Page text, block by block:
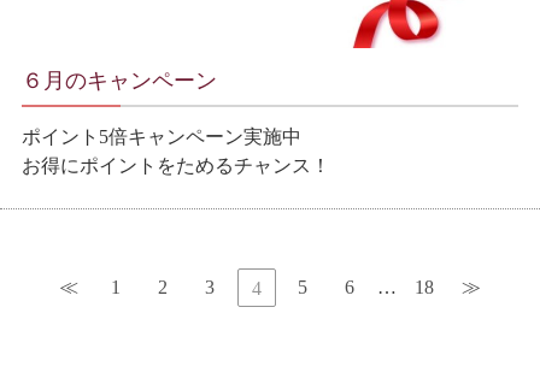
６月のキャンペーン
ポイント5倍キャンペーン実施中
お得にポイントをためるチャンス！
≪ 1 2 3 4 5 6 … 18 ≫